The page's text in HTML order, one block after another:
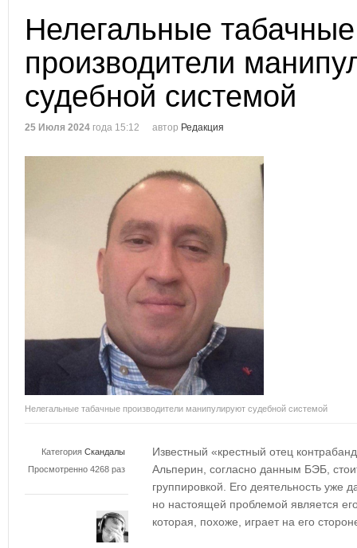
Нелегальные табачные
производители
судебной системой
25 Июля 2024 года 15:12 автор Редакция
Нелегальные табачные производители манипулируют судебной системой
Категория Скандалы
Просмотренно 4268 раз
Известный «крестный отец
Альперин, согласно данным БЭБ,
группировкой. Его деятельность уже
но настоящей проблемой является
которая, похоже, играет на его